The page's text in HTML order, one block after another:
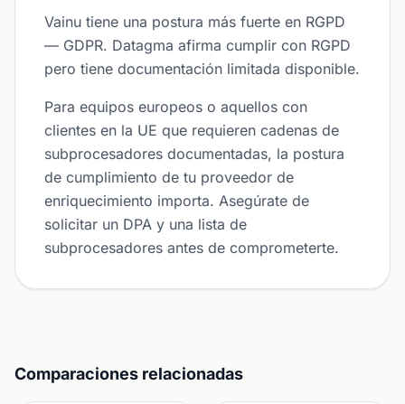
Vainu tiene una postura más fuerte en RGPD
— GDPR. Datagma afirma cumplir con RGPD
pero tiene documentación limitada disponible.
Para equipos europeos o aquellos con
clientes en la UE que requieren cadenas de
subprocesadores documentadas, la postura
de cumplimiento de tu proveedor de
enriquecimiento importa. Asegúrate de
solicitar un DPA y una lista de
subprocesadores antes de comprometerte.
Comparaciones relacionadas